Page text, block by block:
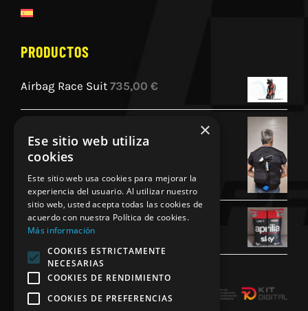
PRODUCTOS
Airbag Race Suit 735,00 €
840,00€
Cojin Personalizado Aprilia Racing
45,00€
×
Ese sitio web utiliza
cookies
Este sitio web usa cookies para mejorar la
experiencia del usuario. Al utilizar nuestro
sitio web, usted acepta todas las cookies de
acuerdo con nuestra Política de cookies.
Más información
COOKIES ESTRICTAMENTE
NECESARIAS
COOKIES DE RENDIMIENTO
COOKIES DE PREFERENCIAS